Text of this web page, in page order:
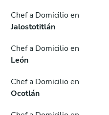
Chef a Domicilio en
Jalostotitlán
Chef a Domicilio en
León
Chef a Domicilio en
Ocotlán